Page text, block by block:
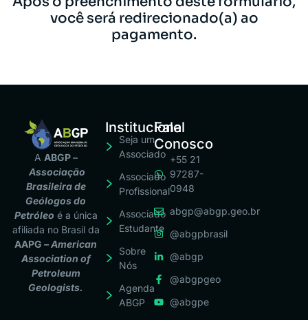
você será redirecionado(a) ao
pagamento.
A ABGP –
Associação
Brasileira de
Geólogos do
Petróleo é a única
afiliada no Brasil da
AAPG– American
Association of
Petroleum
Geologists.
Institucional
Seja um
Associado
Associado
Profissional
Associado
Estudante
Sobre
Nós
Agenda
ABGP
Fale
Conosco
+55 21
97287-
0948
abgp@abgp.geo.br
@abgpbrasil
@abgp
@abgpgeo
@abgpe